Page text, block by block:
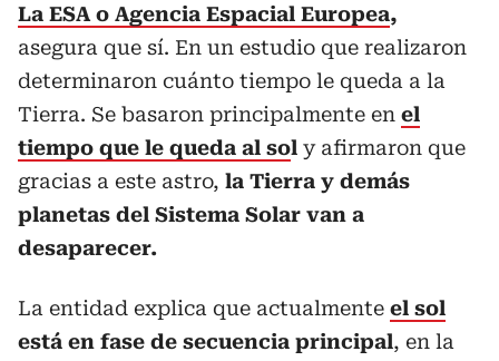
La ESA o Agencia Espacial Europea,
asegura que sí. En un estudio que realizaron
determinaron cuánto tiempo le queda a la
Tierra. Se basaron principalmente en el
tiempo que le queda al sol y afirmaron que
gracias a este astro, la Tierra y demás
planetas del Sistema Solar van a
desaparecer.
La entidad explica que actualmente el sol
está en fase de secuencia principal, en la